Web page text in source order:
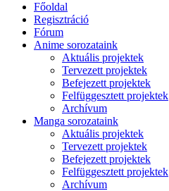
Főoldal
Regisztráció
Fórum
Anime sorozataink
Aktuális projektek
Tervezett projektek
Befejezett projektek
Felfüggesztett projektek
Archívum
Manga sorozataink
Aktuális projektek
Tervezett projektek
Befejezett projektek
Felfüggesztett projektek
Archívum